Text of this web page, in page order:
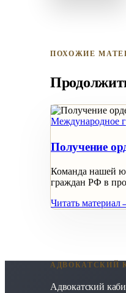
ПОХОЖИЕ
Международное
Получение
Команда нашей
граждан РФ в
Читать материал
АДВОКАТСКИЙ
Адвокатский